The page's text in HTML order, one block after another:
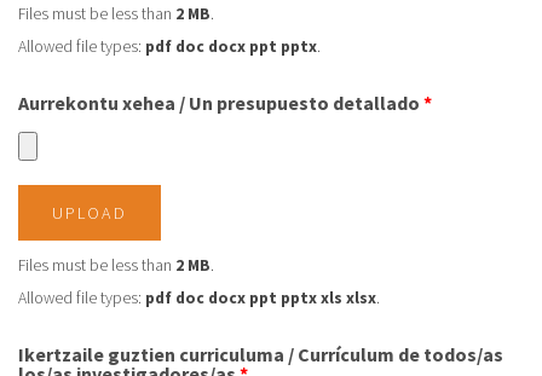
Files must be less than 2 MB.
Allowed file types: pdf doc docx ppt pptx.
Aurrekontu xehea / Un presupuesto detallado *
UPLOAD
Files must be less than 2 MB.
Allowed file types: pdf doc docx ppt pptx xls xlsx.
Ikertzaile guztien curriculuma / Currículum de todos/as